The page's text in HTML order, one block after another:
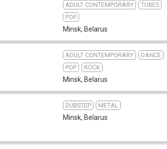
ADULT CONTEMPORARY
TUBES
POP
Minsk, Belarus
ADULT CONTEMPORARY
DANCE
POP
ROCK
Minsk, Belarus
DUBSTEP METAL
Minsk, Belarus